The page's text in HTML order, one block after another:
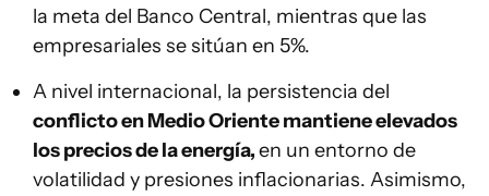
la meta del Banco Central, mientras que las
empresariales se sitúan en 5%.
A nivel internacional, la persistencia del
conflicto en Medio Oriente mantiene elevados
los precios de la energía,en un entorno de
volatilidad y presiones inflacionarias. Asimismo,